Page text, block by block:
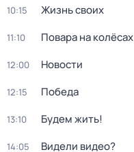
10:15 Жизнь своих
11:10 Повара на колёсах
12:00 Новости
12:15 Победа
13:10 Будем жить!
14:05 Видели видео?